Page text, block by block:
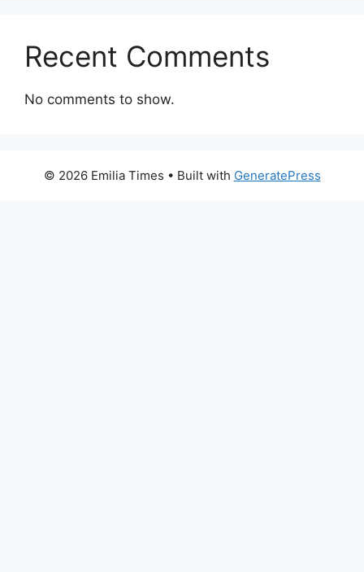
Recent Comments
No comments to show.
© 2026 Emilia Times • Built with GeneratePress